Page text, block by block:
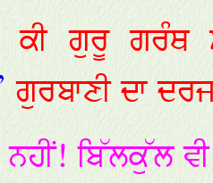
ਕੀ ਗੁਰੂ ਗਰੰਥ
ਗੁਰਬਾਣੀ ਦਾ
ਨਹੀਂ! ਬਿੱਲਕੁੱਲ